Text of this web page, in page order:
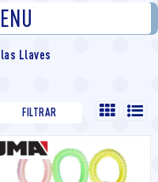
Llaves
FILTRAR